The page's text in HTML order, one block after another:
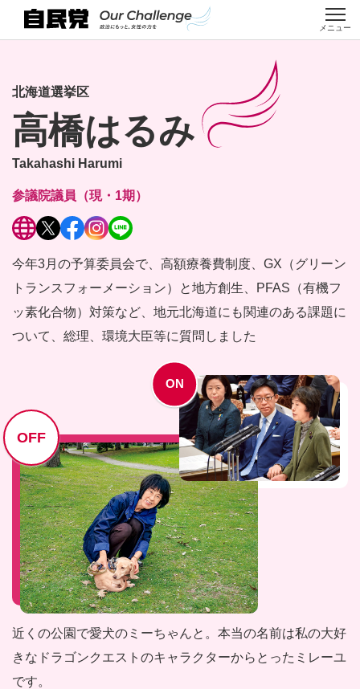
メニュー
ム
参議院
女性候
補者
クロ
スト
ーク
女性
議員
紹介
自民党
の取組
み
講座・イン
ターンシッ
プ
塾
公募・
選挙情
報
北海道選挙区
高橋はるみ
Takahashi Harumi
参議院議員（現・1期）
今年3月の予算委員会で、高額療養費制度、GX （グリーン
トランスフォーメーション）と地方創生、
PFAS（有機フ
ッ素化合物）対策など、 地元北海道にも関連のある課題に
ついて、 総理、環境大臣等に質問しました
ON
OFF
近くの公園で愛犬のミーちゃんと。本当の名前は私の大好
きなドラゴンクエストのキャラクターからとったミレーユ
です。